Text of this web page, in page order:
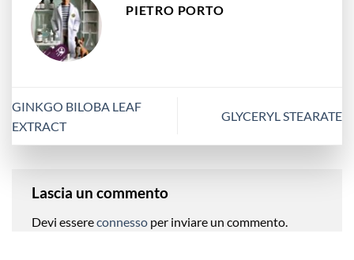
PIETRO PORTO
GINKGO BILOBA LEAF
EXTRACT
GLYCERYL STEARATE
Lascia un commento
Devi essereconnesso per inviare un commento.